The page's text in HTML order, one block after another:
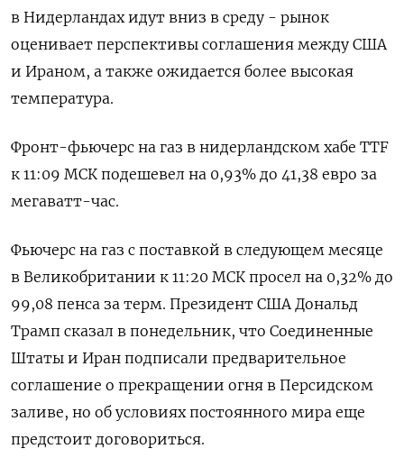
в Нидерландах идут вниз в среду - рынок
оценивает перспективы соглашения между США
‌и Ираном, а также ожидается более высокая
температура.
Фронт-фьючерс на газ в нидерландском хабе TTF
к 11:09 МСК подешевел ​на 0,93% до ​41,38 ​евро за
мегаватт-час.
Фьючерс ⁠на газ с поставкой в ‌следующем месяце
в Великобритании к ‌11:20 МСК просел на 0,32% до
99,08 пенса за терм. Президент ​США Дональд
Трамп сказал в понедельник, ‌что Соединенные
Штаты и Иран подписали предварительное
соглашение ​о прекращении огня в Персидском
заливе, но об условиях ‌постоянного мира еще
предстоит договориться.